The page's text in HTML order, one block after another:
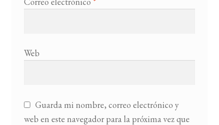
Web
Guarda mi nombre, correo electrónico y
web en este navegador para la próxima vez que